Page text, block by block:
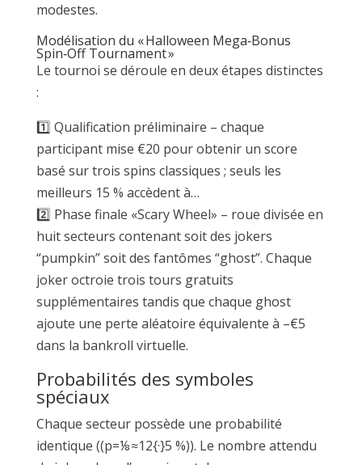
modestes.
Modélisation du « Halloween Mega‑Bonus
Spin‑Off Tournament »
Le tournoi se déroule en deux étapes distinctes
:
1️⃣ Qualification préliminaire – chaque
participant mise €20 pour obtenir un score
basé sur trois spins classiques ; seuls les
meilleurs 15 % accèdent à…
2️⃣ Phase finale «Scary Wheel» – roue divisée en
huit secteurs contenant soit des jokers
“pumpkin” soit des fantômes “ghost”. Chaque
joker octroie trois tours gratuits
supplémentaires tandis que chaque ghost
ajoute une perte aléatoire équivalente à –€5
dans la bankroll virtuelle.
Probabilités des symboles
spéciaux
Chaque secteur possède une probabilité
identique ((p=⅛≈12{·}5 %)). Le nombre attendu